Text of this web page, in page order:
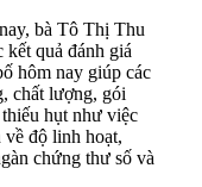
bà Tô Thị Thu
quả đánh giá
hôm nay giúp các
chất lượng, gói
hụt như việc
độ linh hoạt,
chứng thư số và